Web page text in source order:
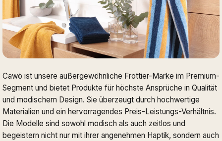
Cawö ist unsere außergewöhnliche Frottier-Marke im Premium-
Segment und bietet Produkte für höchste Ansprüche in Qualität
und modischem Design. Sie überzeugt durch hochwertige
Materialien und ein hervorragendes Preis-Leistungs-Verhältnis.
Die Modelle sind sowohl modisch als auch zeitlos und
begeistern nicht nur mit ihrer angenehmen Haptik, sondern auch